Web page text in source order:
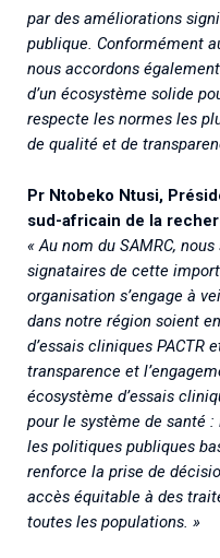
par des améliorations
publique. Conformément
nous accordons
d’un écosystème solide
respecte les normes les
de qualité et de
Pr Ntobeko Ntusi,
sud-africain de la
« Au nom du SAMRC,
signataires de cette
organisation s’engage à
dans notre région soient
d’essais cliniques PACTR
transparence et
écosystème d’essais
pour le système de santé
les politiques publiques
renforce la prise de
accès équitable à des
toutes les populations. »